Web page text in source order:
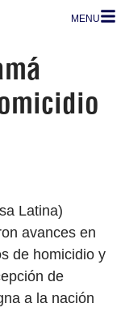
MENU
Latina)
avances en
de homicidio y
de
a la nación